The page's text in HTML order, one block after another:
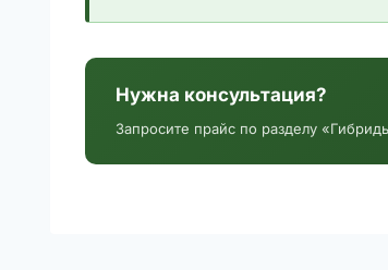
Нужна консультация?
Запросите прайс по разделу